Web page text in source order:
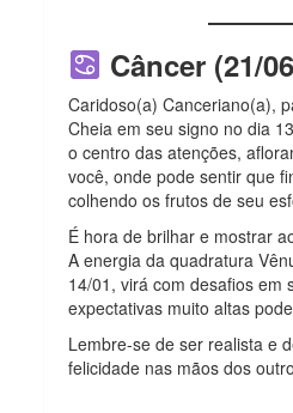
Câncer (21/
Caridoso(a) Canceriano(a),
Cheia em seu signo no dia
o centro das atenções,
você, onde pode sentir que
colhendo os frutos de seu
É hora de brilhar e mostrar
A energia da quadratura
14/01, virá com desafios em
expectativas muito altas
Lembre-se de ser realista e
felicidade nas mãos dos